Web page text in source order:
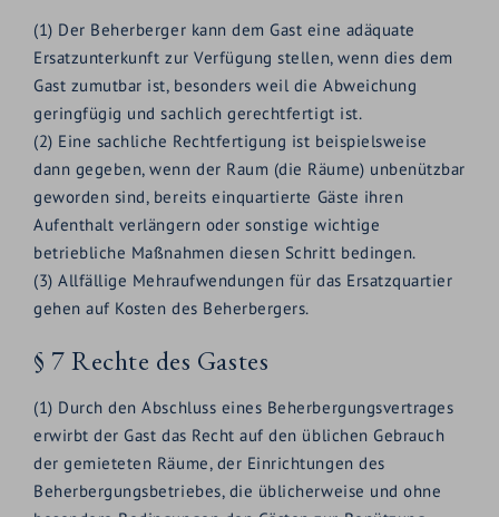
(1) Der Beherberger kann dem Gast eine adäquate
Ersatzunterkunft zur Verfügung stellen, wenn dies dem
Gast zumutbar ist, besonders weil die Abweichung
geringfügig und sachlich gerechtfertigt ist.
(2) Eine sachliche Rechtfertigung ist beispielsweise
dann gegeben, wenn der Raum (die Räume) unbenützbar
geworden sind, bereits einquartierte Gäste ihren
Aufenthalt verlängern oder sonstige wichtige
betriebliche Maßnahmen diesen Schritt bedingen.
(3) Allfällige Mehraufwendungen für das Ersatzquartier
gehen auf Kosten des Beherbergers.
§ 7 Rechte des Gastes
(1) Durch den Abschluss eines Beherbergungsvertrages
erwirbt der Gast das Recht auf den üblichen Gebrauch
der gemieteten Räume, der Einrichtungen des
Beherbergungsbetriebes, die üblicherweise und ohne